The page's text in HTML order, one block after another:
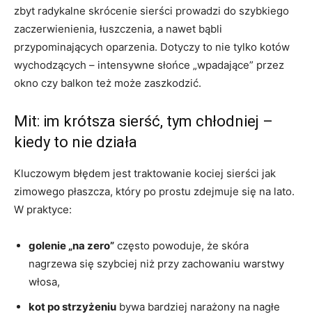
zbyt radykalne skrócenie sierści prowadzi do szybkiego
zaczerwienienia, łuszczenia, a nawet bąbli
przypominających oparzenia. Dotyczy to nie tylko kotów
wychodzących – intensywne słońce „wpadające” przez
okno czy balkon też może zaszkodzić.
Mit: im krótsza sierść, tym chłodniej –
kiedy to nie działa
Kluczowym błędem jest traktowanie kociej sierści jak
zimowego płaszcza, który po prostu zdejmuje się na lato.
W praktyce:
golenie „na zero” często powoduje, że skóra
nagrzewa się szybciej niż przy zachowaniu warstwy
włosa,
kot po strzyżeniu bywa bardziej narażony na nagłe